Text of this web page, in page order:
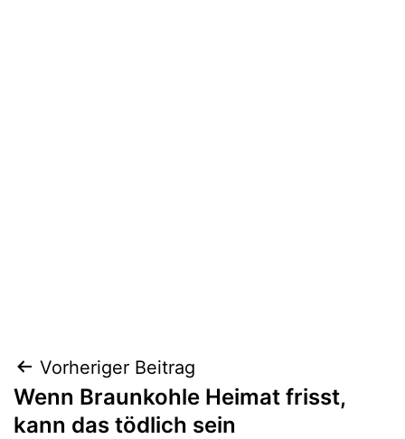
Beitragsnavigation
Vorheriger Beitrag
Wenn Braunkohle Heimat frisst,
kann das tödlich sein